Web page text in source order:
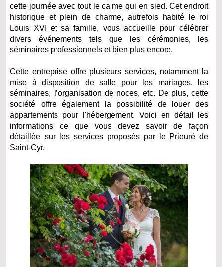
cette journée avec tout le calme qui en sied. Cet endroit
historique et plein de charme, autrefois habité le roi
Louis XVI et sa famille, vous accueille pour célébrer
divers événements tels que les cérémonies, les
séminaires professionnels et bien plus encore.
Cette entreprise offre plusieurs services, notamment la
mise à disposition de salle pour les mariages, les
séminaires, l’organisation de noces, etc. De plus, cette
société offre également la possibilité de louer des
appartements pour l'hébergement. Voici en détail les
informations ce que vous devez savoir de façon
détaillée sur les services proposés par le Prieuré de
Saint-Cyr.